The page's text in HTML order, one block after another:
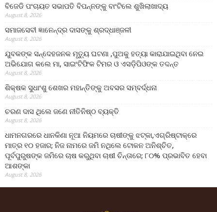
ବିଜେଡି ପଂଚାୟତ ସଭାପତି ବିପନ୍ନଙ୍କୁ ବାଂଟିଲେ ଶୁଖିଲାଖାଦ୍ୟ
August 8, 2026
ସମାଜସେବୀ ଜ୍ଞାନେନ୍ଦ୍ର ଦାସଙ୍କୁ ଶ୍ରଦ୍ଧାଞ୍ଜଳୀ
August 8, 2026
ଯୁବକଙ୍କ ସନ୍ଦେହଜନକ ମୃତ୍ୟୁ ଘଟଣା ,ପୁଅକୁ ହତ୍ୟା କାରାଯାଇଥିବା ନେଇ
ଅଭିଯୋଗ କଲେ ମା, ସାଇଂଟିଫିକ ଟିମର ଓ ଏସଡ଼ିପିଓଙ୍କ ତଦନ୍ତ
August 8, 2026
ଶିକ୍ଷକ ସୁଧାଂଶୁ ଶେଖର ମହାନ୍ତିଙ୍କୁ ଅବସର ସମ୍ବର୍ଦ୍ଧନା
August 8, 2026
ଚରଣ ଦାସ ଥିଲେ ଜଣେ ନୀତିନିଷ୍ଠ ବ୍ୟକ୍ତି
August 8, 2026
ଧାମନଗରରେ ଧାନକିଣା ନୂଆ ନିୟମରେ ଚାଷୀଙ୍କୁ ଝଟ୍‌କା,ଏଗ୍ରିଷ୍ଟାକ୍‌ରେ
ମାତ୍ର ୧୦ ହଜାର; ନିଜ ନାମରେ ଜମି ନଥିଲେ ଟୋକନ ଅନିଶ୍ଚିତ,
ପୂର୍ବପୁରୁଷଙ୍କ ଜମିରେ ଚାଷ କରୁଥିବା ଚାଷୀ ଚିନ୍ତାରେ; ୮୦% ପ୍ରଭାବିତ ହେବା
ଆଶଙ୍କା
August 8, 2026